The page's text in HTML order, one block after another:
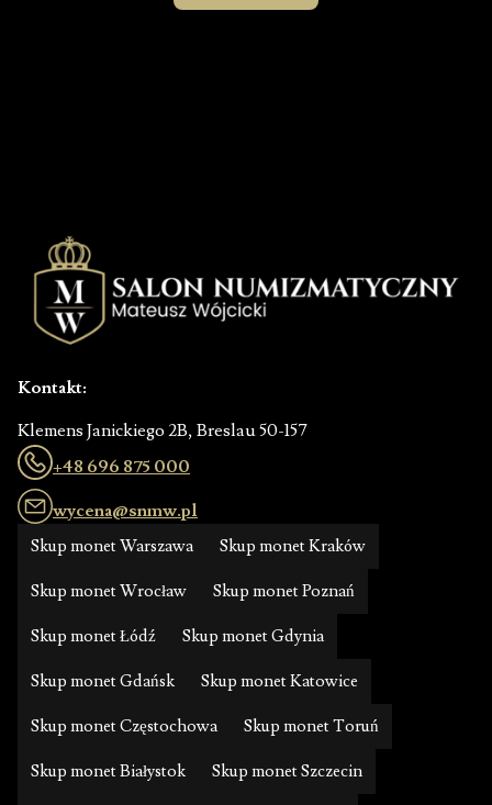
Kontakt:
Klemens Janickiego 2B, Breslau 50-157
+48 696 875 000
wycena@snmw.pl
Skup monet Warszawa
Skup monet Kraków
Skup monet Wrocław Skup monet Poznań
Skup monet Łódź Skup monet Gdynia
Skup monet Gdańsk Skup monet Katowice
Skup monet Częstochowa Skup monet Toruń
Skup monet Białystok Skup monet Szczecin